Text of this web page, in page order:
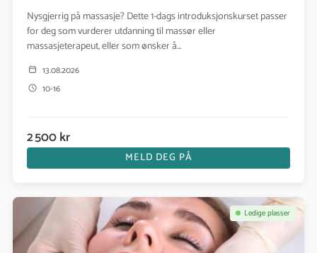
Nysgjerrig på massasje? Dette 1-dags introduksjonskurset passer
for deg som vurderer utdanning til massør eller
massasjeterapeut, eller som ønsker å...
13.08.2026
10-16
2 500 kr
MELD DEG PÅ
Se kurs: Ansikts massasje kurs- Wollkert Myofascial DTR
Ledige plasser